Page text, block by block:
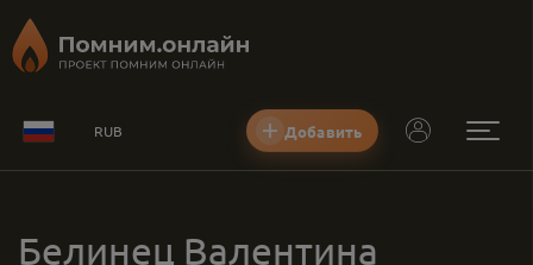
RUB Добавить
Белинец Валентина